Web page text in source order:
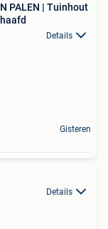
PALEN | Tuinhout
Details
Gisteren
Details